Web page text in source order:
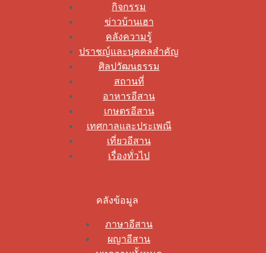
กิจกรรม
ข่าวบ้านเฮา
คลังความรู้
ปราชญ์และบุคคลสำคัญ
ศิลปวัฒนธรรม
สถานที่
อาหารอีสาน
เกษตรอีสาน
เทศกาลและประเพณี
เที่ยวอีสาน
เรื่องทั่วไป
คลังข้อมูล
ภาษาอีสาน
ผญาอีสาน